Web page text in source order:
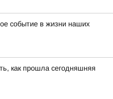
событие в жизни наших
как прошла сегодняшняя